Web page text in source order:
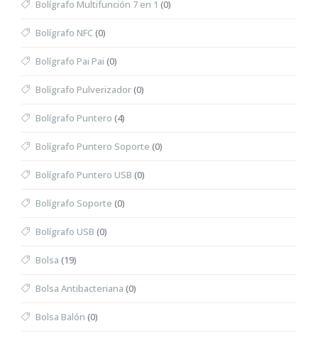
Bolígrafo Multifunción 7 en 1 (0)
Bolígrafo NFC(0)
Bolígrafo Pai Pai (0)
Bolígrafo Pulverizador(0)
Bolígrafo Puntero (4)
Bolígrafo Puntero Soporte (0)
Bolígrafo Puntero USB (0)
Bolígrafo Soporte (0)
Bolígrafo USB (0)
Bolsa (19)
Bolsa Antibacteriana (0)
Bolsa Balón (0)